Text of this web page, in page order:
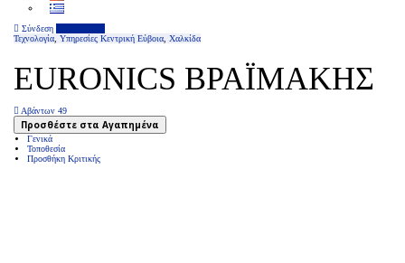
Σύνδεση
Τεχνολογία Υπηρεσίες Κεντρική Εύβοια Χαλκίδα
EURONICS ΒΡΑΪΜΑΚΗΣ
Αβάντων 49
Προσθέστε στα Αγαπημένα
Γενικά
Τοποθεσία
Προσθήκη Κριτικής